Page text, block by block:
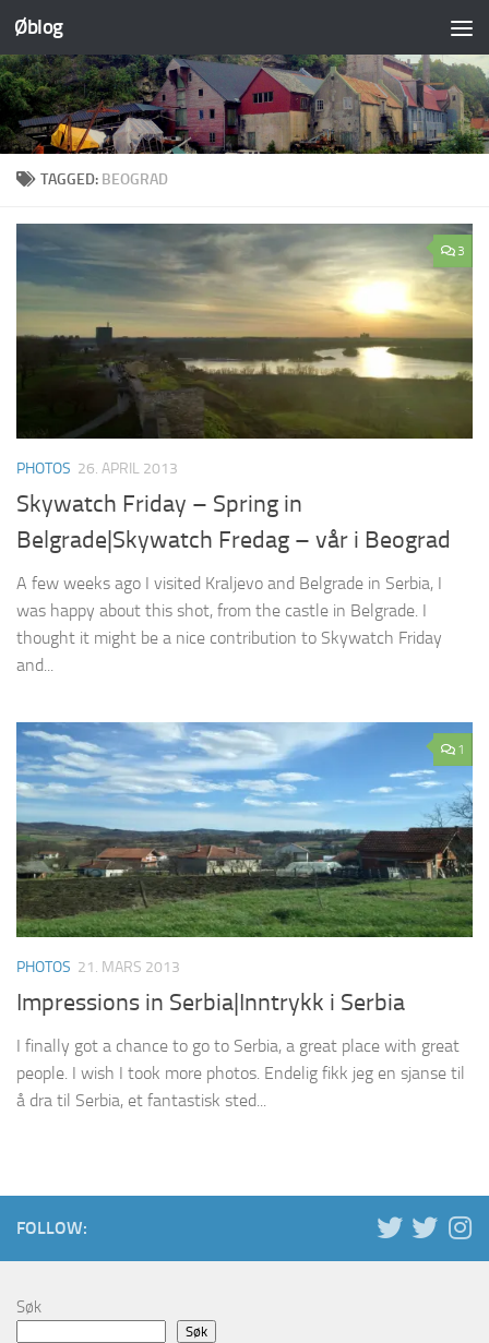
Skip to content
Øblog
TAGGED: BEOGRAD
3
PHOTOS 26. APRIL 2013
Skywatch Friday – Spring in
Belgrade|Skywatch Fredag – vår i Beograd
A few weeks ago I visited Kraljevo and Belgrade in Serbia, I
was happy about this shot, from the castle in Belgrade. I
thought it might be a nice contribution to Skywatch Friday
and...
1
PHOTOS 21. MARS 2013
Impressions in Serbia|Inntrykk i Serbia
I finally got a chance to go to Serbia, a great place with great
people. I wish I took more photos. Endelig fikk jeg en sjanse til
å dra til Serbia, et fantastisk sted...
FOLLOW:
Søk
Søk